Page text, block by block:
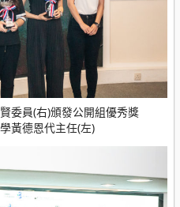
委員(右)頒發公開組優秀獎
黃德恩代主任(左)